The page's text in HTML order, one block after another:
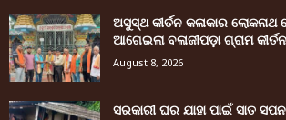
ଅସୁସ୍ଥ କୀର୍ତନ କଳାକାର ଲୋକନାଥ
ଆଗେଇଲା ବଳାଜୀପଡ଼ା ଗ୍ରାମ
August 8, 2026
ସରକାରୀ ଘର ଯାହା ପାଇଁ ସାତ ସପନ